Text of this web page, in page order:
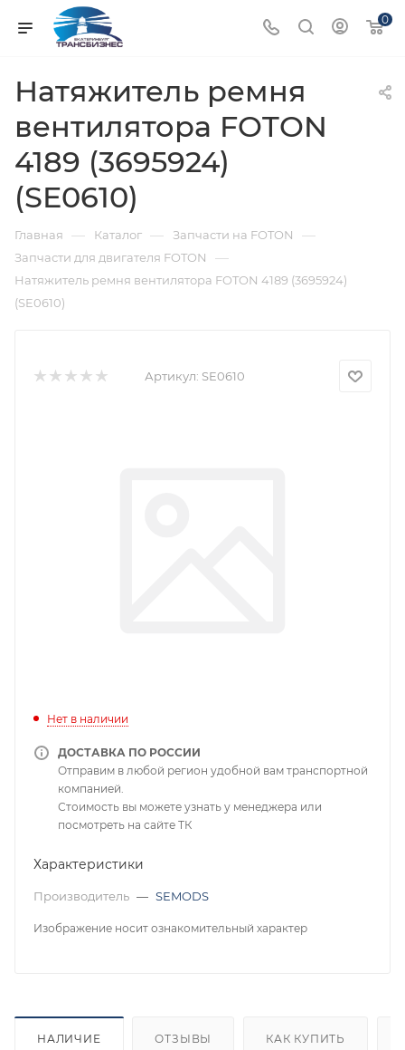
0
Натяжитель ремня
вентилятора FOTON
4189 (3695924)
(SE0610)
Главная — Каталог — Запчасти на FOTON —
Запчасти для двигателя FOTON —
Натяжитель ремня вентилятора FOTON 4189 (3695924)
(SE0610)
Артикул: SE0610
Нет в наличии
ДОСТАВКА ПО РОССИИ
Отправим в любой регион удобной вам транспортной
компанией.
Стоимость вы можете узнать у менеджера или
посмотреть на сайте ТК
Характеристики
Производитель — SEMODS
Изображение носит ознакомительный характер
НАЛИЧИЕ ОТЗЫВЫ КАК КУПИТЬ